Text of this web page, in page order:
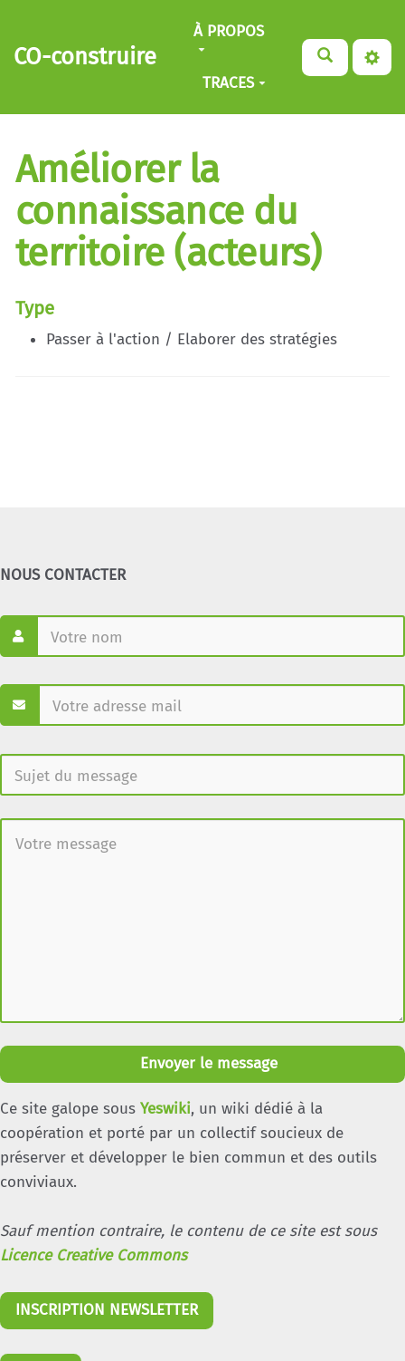
Aller au contenu principal
CO-construire
À PROPOS
TRACES
Améliorer la
connaissance du
territoire (acteurs)
Type
Passer à l'action / Elaborer des stratégies
NOUS CONTACTER
Envoyer le message
Ce site galope sous Yeswiki, un wiki dédié à la
coopération et porté par un collectif soucieux de
préserver et développer le bien commun et des outils
conviviaux.
Sauf mention contraire, le contenu de ce site est sous
Licence Creative Commons
INSCRIPTION NEWSLETTER